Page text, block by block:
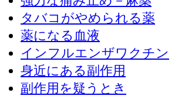
タバコがやめられる薬
薬になる血液
インフルエンザワクチン
身近にある副作用
副作用を疑うとき